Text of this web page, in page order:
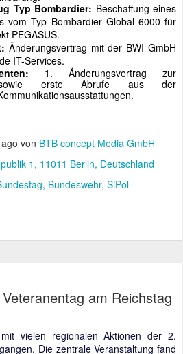
Typ Bombardier: Beschaffung eines
vom Typ Bombardier Global 6000 für
PEGASUS.
Änderungsvertrag mit der BWI GmbH
IT-Services.
1. Änderungsvertrag zur
sowie erste Abrufe aus der
von BTB concept Media GmbH
1, 11011 Berlin, Deutschland
Bundeswehr SiPol
am Reichstag
vielen regionalen Aktionen der 2.
Die zentrale Veranstaltung fand